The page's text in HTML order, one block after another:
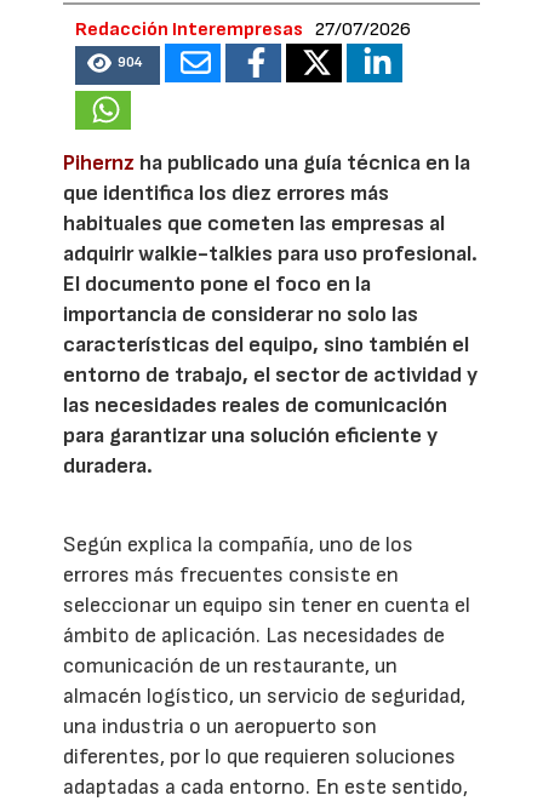
Redacción Interempresas 27/07/2026
904
Pihernz ha publicado una guía técnica en la
que identifica los diez errores más
habituales que cometen las empresas al
adquirir walkie-talkies para uso profesional.
El documento pone el foco en la
importancia de considerar no solo las
características del equipo, sino también el
entorno de trabajo, el sector de actividad y
las necesidades reales de comunicación
para garantizar una solución eficiente y
duradera.
Según explica la compañía, uno de los
errores más frecuentes consiste en
seleccionar un equipo sin tener en cuenta el
ámbito de aplicación. Las necesidades de
comunicación de un restaurante, un
almacén logístico, un servicio de seguridad,
una industria o un aeropuerto son
diferentes, por lo que requieren soluciones
adaptadas a cada entorno. En este sentido,